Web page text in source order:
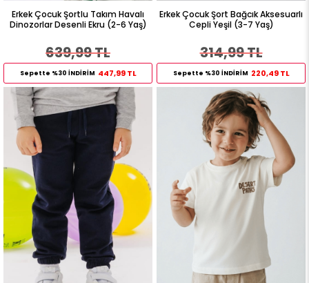
Erkek Çocuk Şortlu Takım Havalı
Dinozorlar Desenli Ekru (2-6 Yaş)
639,99 TL
Sepette %30 İNDİRİM 447,99 TL
Erkek Çocuk Şort Bağcık Aksesuarlı
Cepli Yeşil (3-7 Yaş)
314,99 TL
Sepette %30 İNDİRİM 220,49 TL